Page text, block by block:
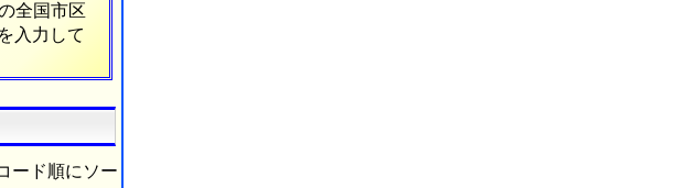
全国市区
入力して
ード順にソー